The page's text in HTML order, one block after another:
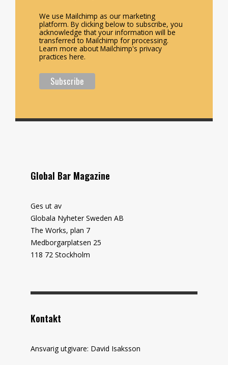
We use Mailchimp as our marketing
platform. By clicking below to subscribe, you
acknowledge that your information will be
transferred to Mailchimp for processing.
Learn more about Mailchimp's privacy
practices here.
Global Bar Magazine
Ges ut av
Globala Nyheter Sweden AB
The Works, plan 7
Medborgarplatsen 25
118 72 Stockholm
Kontakt
Ansvarig utgivare: David Isaksson